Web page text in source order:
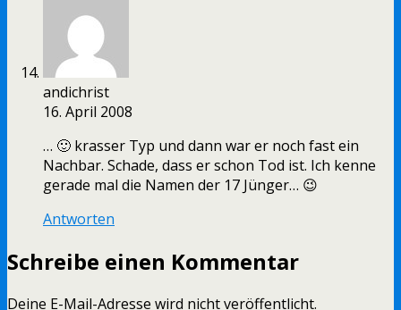
andichrist
16. April 2008
… 🙂 krasser Typ und dann war er noch fast ein
Nachbar. Schade, dass er schon Tod ist. Ich kenne
gerade mal die Namen der 17 Jünger… 😉
Antworten
Schreibe einen Kommentar
Deine E-Mail-Adresse wird nicht veröffentlicht.